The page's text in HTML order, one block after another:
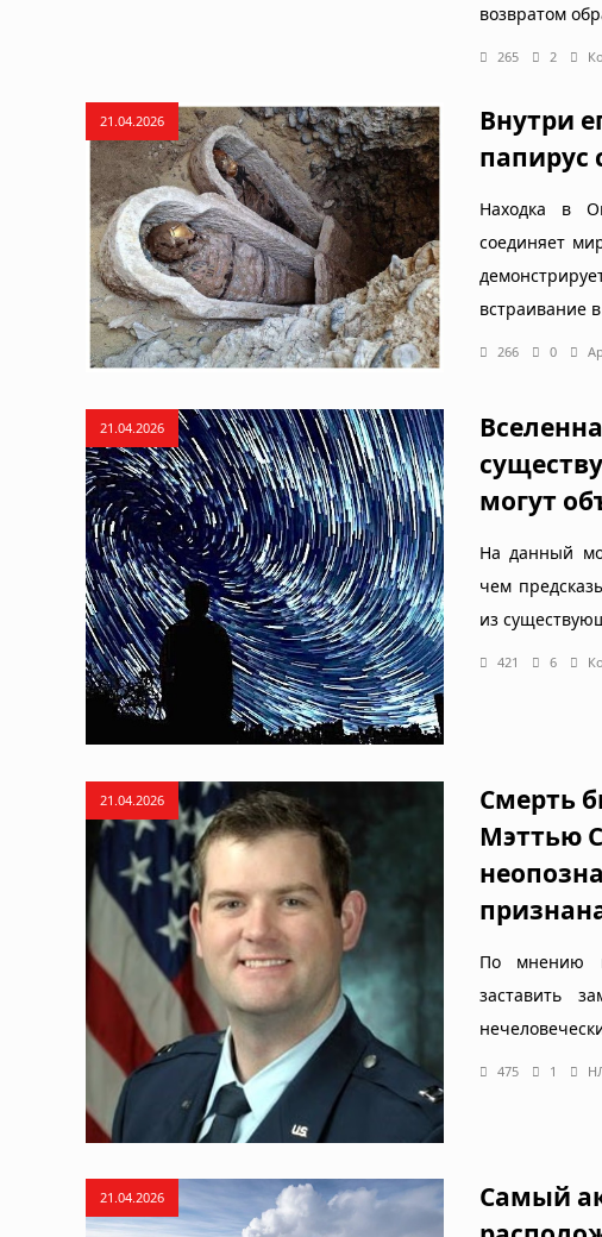
возвратом
265 2
21.04.2026
Внутри
папирус
Находка в
соединяет
встраивание
266 0
21.04.2026
могут
На данный
чем
из
421 6
21.04.2026
Смерть
Мэттью
По мнению
заставить
475 1
21.04.2026
Самый